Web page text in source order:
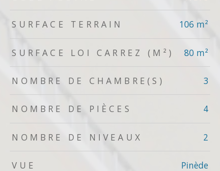
SURFACE TERRAIN 106 m²
SURFACE LOI CARREZ (M²) 80 m²
NOMBRE DE CHAMBRE(S) 3
NOMBRE DE PIÈCES 4
NOMBRE DE NIVEAUX 2
VUE Pinède